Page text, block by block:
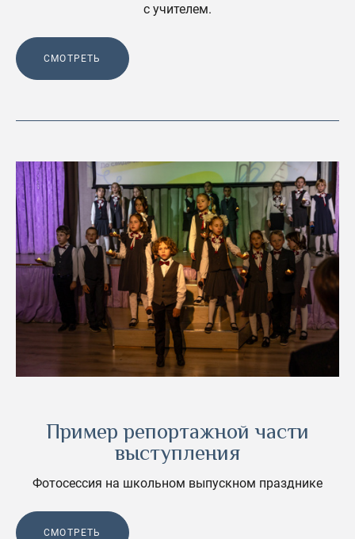
с учителем.
СМОТРЕТЬ
Пример репортажной части
выступления
Фотосессия на школьном выпускном празднике
СМОТРЕТЬ